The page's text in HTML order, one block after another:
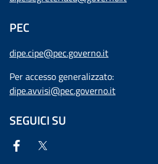
PEC
dipe.cipe@pec.governo.it
Per accesso generalizzato:
dipe.avvisi@pec.governo.it
SEGUICI SU